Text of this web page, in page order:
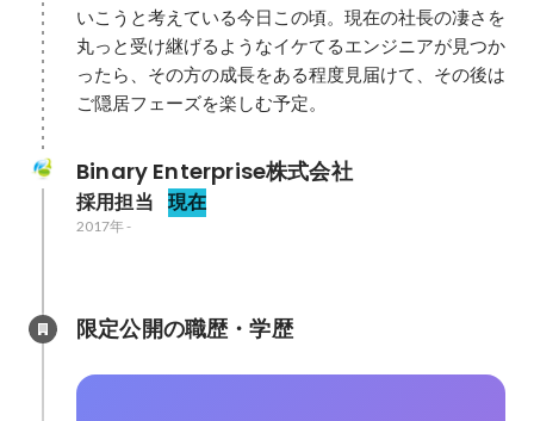
いこうと考えている今日この頃。現在の社長の凄さを
丸っと受け継げるようなイケてるエンジニアが見つか
ったら、その方の成長をある程度見届けて、その後は
ご隠居フェーズを楽しむ予定。
Binary Enterprise株式会社
採用担当 現在
2017年-
限定公開の職歴・学歴